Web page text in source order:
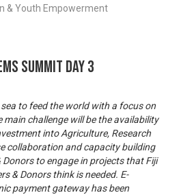
& Youth Empowerment
SUMMIT DAY 3
to feed the world with a focus on
challenge will be the availability
into Agriculture, Research
collaboration and capacity building
to engage in projects that Fiji
& Donors think is needed. E-
payment gateway has been